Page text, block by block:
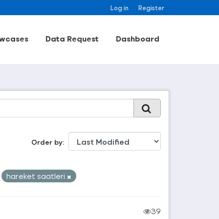
Log in Register
Data Request Dashboard
Order by
hareket saatleri
39